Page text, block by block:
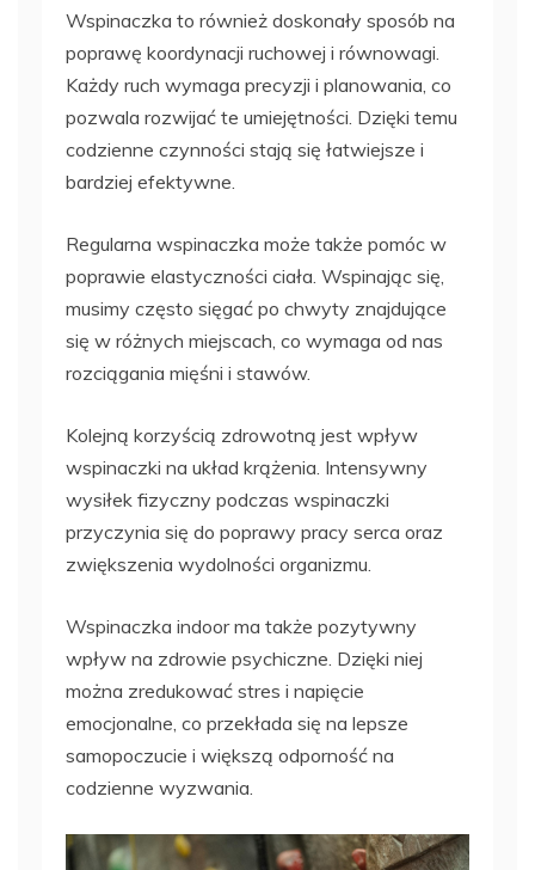
Wspinaczka to również doskonały sposób na
poprawę koordynacji ruchowej i równowagi.
Każdy ruch wymaga precyzji i planowania, co
pozwala rozwijać te umiejętności. Dzięki temu
codzienne czynności stają się łatwiejsze i
bardziej efektywne.
Regularna wspinaczka może także pomóc w
poprawie elastyczności ciała. Wspinając się,
musimy często sięgać po chwyty znajdujące
się w różnych miejscach, co wymaga od nas
rozciągania mięśni i stawów.
Kolejną korzyścią zdrowotną jest wpływ
wspinaczki na układ krążenia. Intensywny
wysiłek fizyczny podczas wspinaczki
przyczynia się do poprawy pracy serca oraz
zwiększenia wydolności organizmu.
Wspinaczka indoor ma także pozytywny
wpływ na zdrowie psychiczne. Dzięki niej
można zredukować stres i napięcie
emocjonalne, co przekłada się na lepsze
samopoczucie i większą odporność na
codzienne wyzwania.